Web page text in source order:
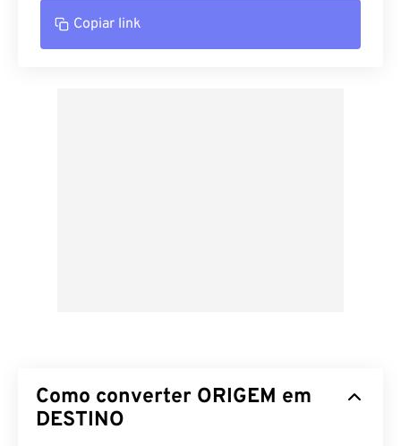
Copiar link
Como converter ORIGEM em
DESTINO